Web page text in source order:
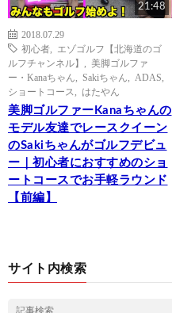
21:48
2018.07.29
初心者
エゾゴルフ【北海道のゴ
ルフチャンネル】
美脚ゴルファ
ー・Kanaちゃん
Sakiちゃん ADAS
ショートコース
はたやん
美脚ゴルファーKanaちゃんの
モデル友達でレースクイーン
のSakiちゃんがゴルフデビュ
ー｜初心者におすすめのショ
ートコースでお手軽ラウンド
【前編】
サイト内検索